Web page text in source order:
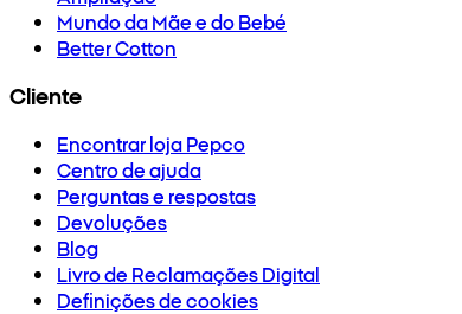
Mundo da Mãe e do Bebé
Better Cotton
Cliente
Encontrar loja Pepco
Centro de ajuda
Perguntas e respostas
Devoluções
Blog
Livro de Reclamações Digital
Definições de cookies